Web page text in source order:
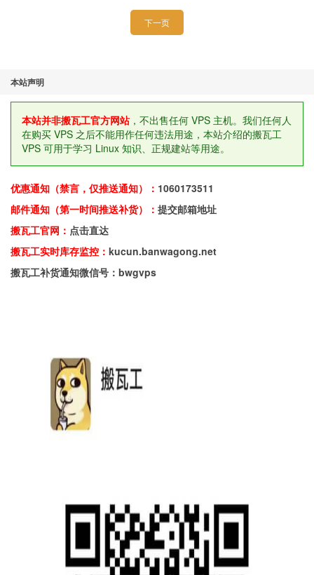
下一页
本站声明
本站并非搬瓦工官方网站，不出售任何 VPS 主机。我们任何人
在购买 VPS 之后不能用作任何违法用途，本站介绍的搬瓦工
VPS 可用于学习 Linux 知识、正规建站等用途。
优惠通知（禁言，仅推送通知）： 1060173511
邮件通知（第一时间推送补货）： 提交邮箱地址
搬瓦工官网： 点击直达
搬瓦工实时库存监控： kucun.banwagong.net
搬瓦工补货通知微信号：bwgvps